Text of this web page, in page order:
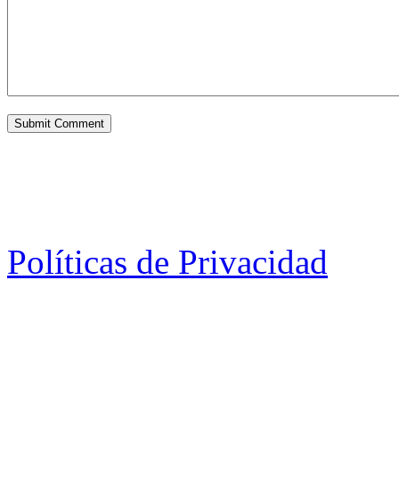
Políticas de Privacidad